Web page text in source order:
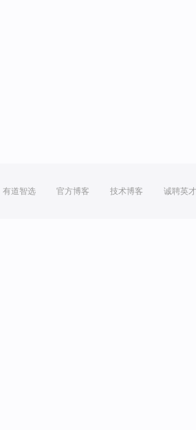
有道智选 官方博客 技术博客 诚聘英才